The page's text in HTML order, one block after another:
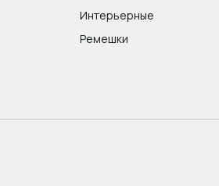
Интерьерные
Ремешки